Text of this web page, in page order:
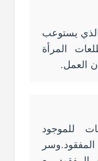
يستوعب
المرأة
العمل.
للموجود